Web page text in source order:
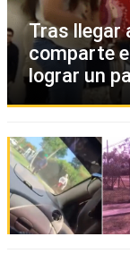
Tras llegar
comparte
lograr un